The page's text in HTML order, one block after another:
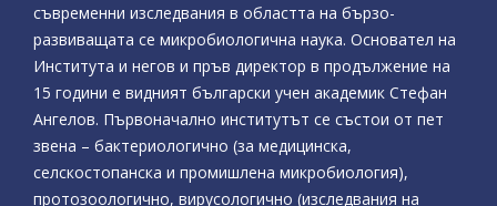
съвременни изследвания в областта на бързо-
развиващата се микробиологична наука. Основател на
Института и негов и пръв директор в продължение на
15 години е видният български учен академик Стефан
Ангелов. Първоначално институтът се състои от пет
звена – бактериологично (за медицинска,
селскостопанска и промишлена микробиология),
протозоологично, вирусологично (изследвания на